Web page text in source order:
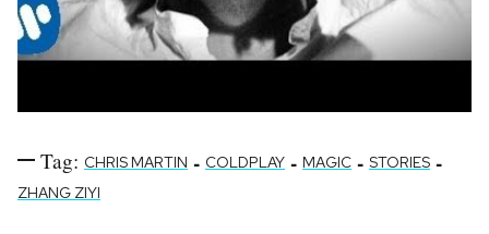
Tag: CHRIS MARTIN - COLDPLAY - MAGIC - STORIES -
ZHANG ZIYI